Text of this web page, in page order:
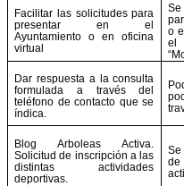
Facilitar las solicitudes para
presentar en el
Ayuntamiento o en oficina
virtual
o
el
Dar respuesta a la consulta
formulada a través del
teléfono de contacto que se
índica.
Blog Arboleas Activa.
Solicitud de inscripción a las
distintas actividades
deportivas.
Se